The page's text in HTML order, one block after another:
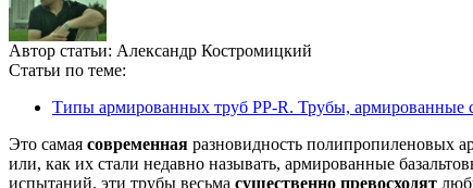
Автор статьи: Александр Костромицкий
Статьи по теме:
Типы армированных труб PP-R. Трубы, армированные
Это самая современная разновидность полипропиленовых
или, как их стали недавно называть, армированные
испытаний, эти трубы весьма существенно превосходят